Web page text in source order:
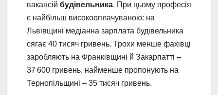
вакансій будівельника. При цьому професія
є найбільш високооплачуваною: на
Львівщині медіанна зарплата будівельника
сягає 40 тисяч гривень. Трохи менше фахівці
заробляють на Франківщині й Закарпатті –
37 600 гривень, найменше пропонують на
Тернопільщині – 35 тисяч гривень.